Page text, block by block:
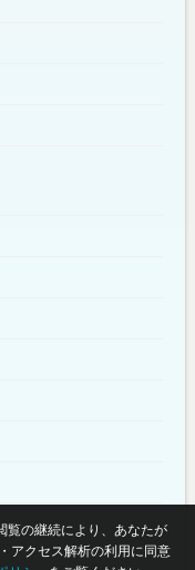
覧の継続により、あなたが
アクセス解析の利用に同意